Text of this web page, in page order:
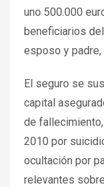
uno 500.000
beneficiarios
esposo y
El seguro se
capital
de
2010 por
ocultación por
relevantes